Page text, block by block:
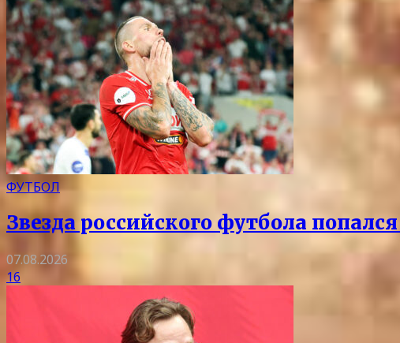
ФУТБОЛ
Звезда российского футбола
07.08.2026
16